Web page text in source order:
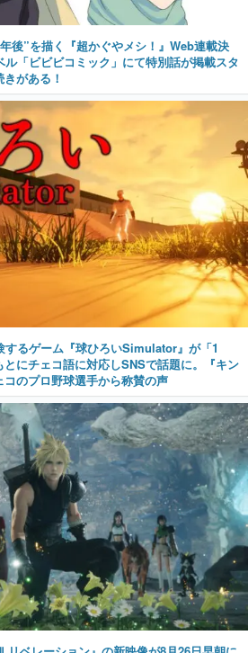
後”を描く『超かぐやメシ！』Web連載決
「ビビビコミック」にて特別話が掲載スタ
がある！
するゲーム『球ひろいSimulator』が「1
にチェコ語に対応しSNSで話題に。『キン
のプロ野球選手から称賛の声